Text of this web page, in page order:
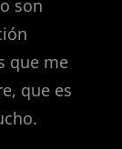
son
que me
que es